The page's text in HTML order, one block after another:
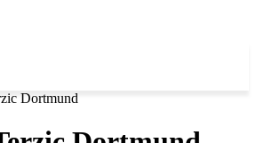
Dortmund